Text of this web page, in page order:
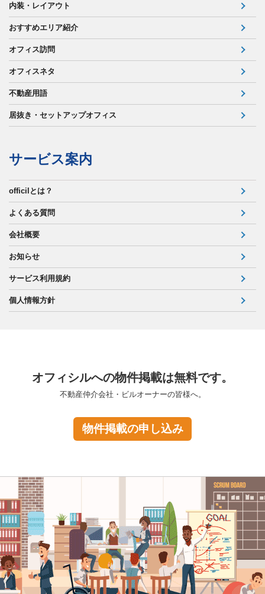
内装・レイアウト
おすすめエリア紹介
オフィス訪問
オフィスネタ
不動産用語
居抜き・セットアップオフィス
サービス案内
officilとは？
よくある質問
会社概要
お知らせ
サービス利用規約
個人情報方針
オフィシルへの物件掲載は無料です。
不動産仲介会社・ビルオーナーの皆様へ。
物件掲載の申し込み